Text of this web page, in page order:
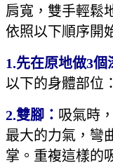
肩寬，雙手輕鬆
依照以下順序開
1.先在原地做3個
以下的身體部位：
2.雙腳： 吸氣時
最大的力氣，彎
掌。重複這樣的